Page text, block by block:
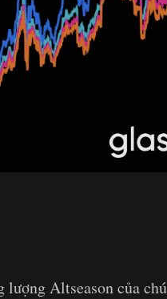
Altseason của